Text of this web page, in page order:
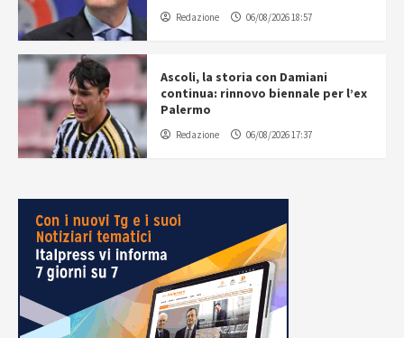
Redazione 06/08/2026 18:57
Ascoli, la storia con Damiani
continua: rinnovo biennale per l’ex
Palermo
Redazione 06/08/2026 17:37